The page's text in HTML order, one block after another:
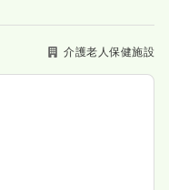
介護老人保健施設